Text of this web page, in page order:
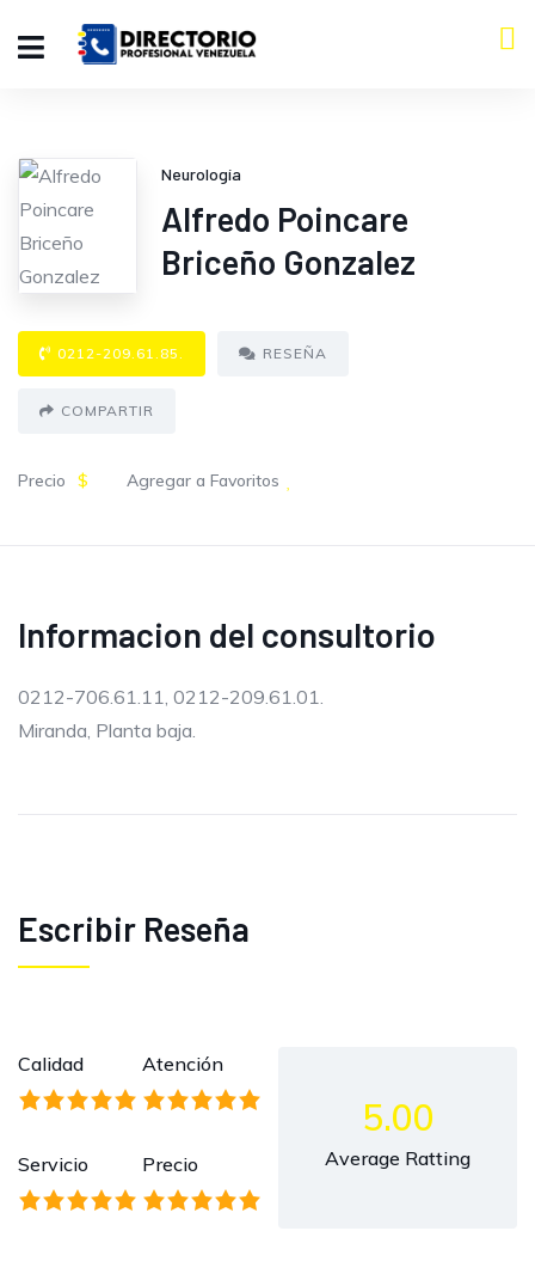
Neurología
Alfredo Poincare
Briceño Gonzalez
0212-209.61.85. RESEÑA
COMPARTIR
Precio $ Agregar a Favoritos
Informacion del consultorio
0212-706.61.11, 0212-209.61.01.
Miranda, Planta baja.
Escribir Reseña
Calidad Atención
Servicio Precio
5.00
Average Ratting